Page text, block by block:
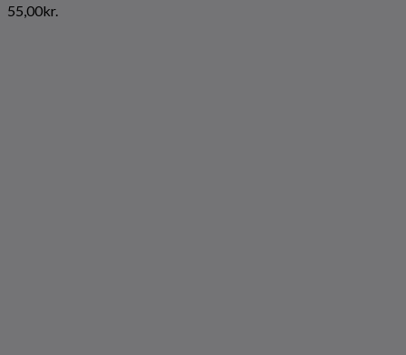
55,00kr.